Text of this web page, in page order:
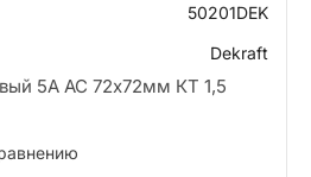
50201DEK
Dekraft
5А AC 72х72мм КТ 1,5